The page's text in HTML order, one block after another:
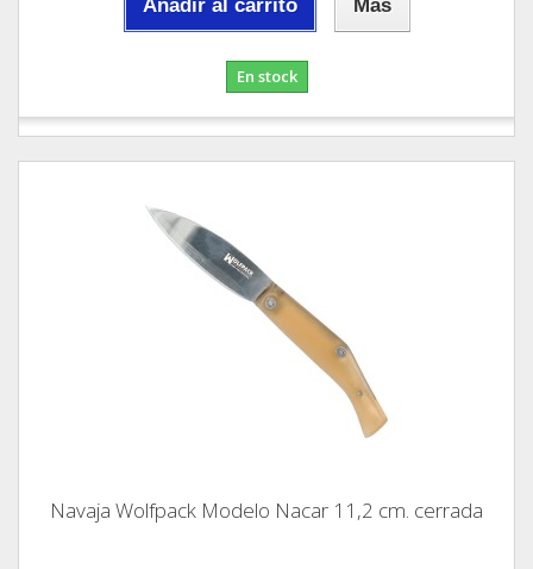
Añadir al carrito Más
En stock
Navaja Wolfpack Modelo Nacar 11,2 cm. cerrada